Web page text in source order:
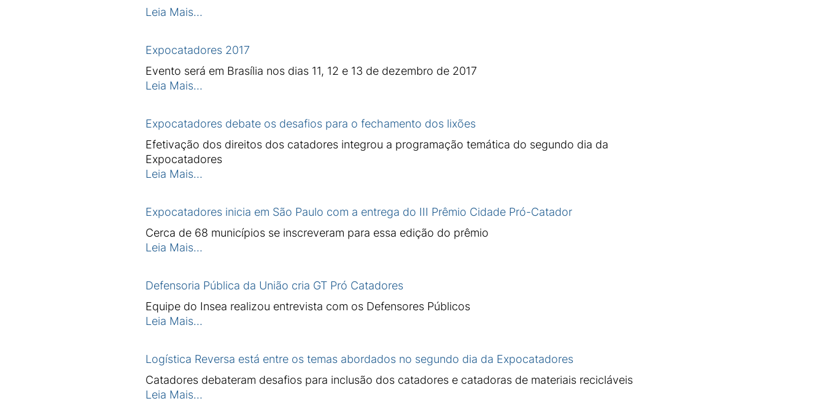
Leia Mais…
Expocatadores 2017
Evento será em Brasília nos dias 11, 12 e 13 de dezembro de 2017
Leia Mais…
Expocatadores debate os desafios para o fechamento dos lixões
Efetivação dos direitos dos catadores integrou a programação temática do segundo dia da
Expocatadores
Leia Mais…
Expocatadores inicia em São Paulo com a entrega do III Prêmio Cidade Pró-Catador
Cerca de 68 municípios se inscreveram para essa edição do prêmio
Leia Mais…
Defensoria Pública da União cria GT Pró Catadores
Equipe do Insea realizou entrevista com os Defensores Públicos
Leia Mais…
Logística Reversa está entre os temas abordados no segundo dia da Expocatadores
Catadores debateram desafios para inclusão dos catadores e catadoras de materiais recicláveis
Leia Mais…